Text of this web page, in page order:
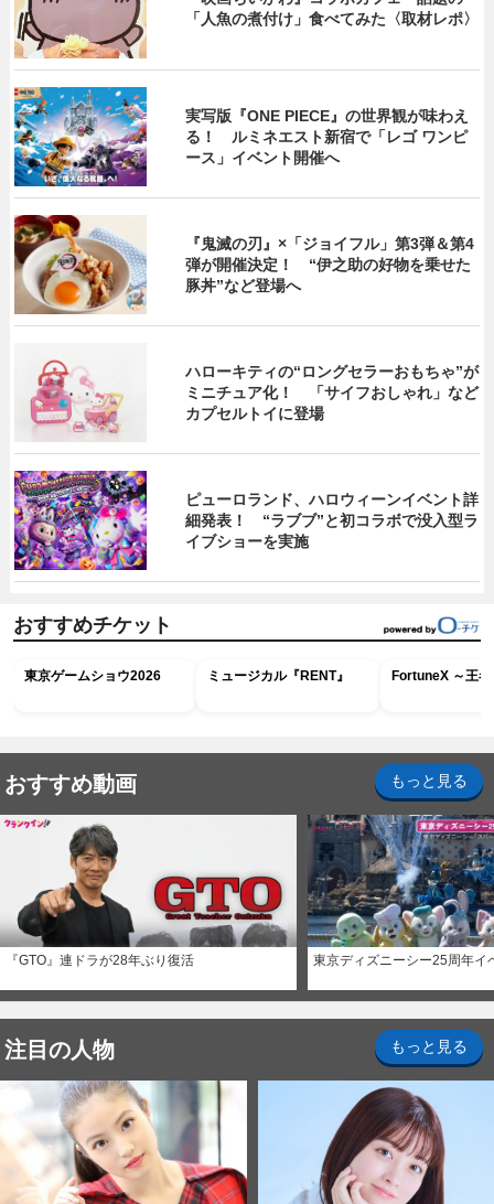
「人魚の煮付け」食べてみた〈取材レポ〉
実写版『ONE PIECE』の世界観が味わえ
る！ ルミネエスト新宿で「レゴ ワンピ
ース」イベント開催へ
『鬼滅の刃』×「ジョイフル」第3弾＆第4
弾が開催決定！ “伊之助の好物を乗せた
豚丼”など登場へ
ハローキティの“ロングセラーおもちゃ”が
ミニチュア化！ 「サイフおしゃれ」など
カプセルトイに登場
ピューロランド、ハロウィーンイベント詳
細発表！ “ラブブ”と初コラボで没入型ラ
イブショーを実施
おすすめチケット
東京ゲームショウ2026 ミュージカル『RENT』 FortuneX ～王
おすすめ動画 もっと見る
『GTO』連ドラが28年ぶり復活 東京ディズニーシー25周年イ
注目の人物 もっと見る